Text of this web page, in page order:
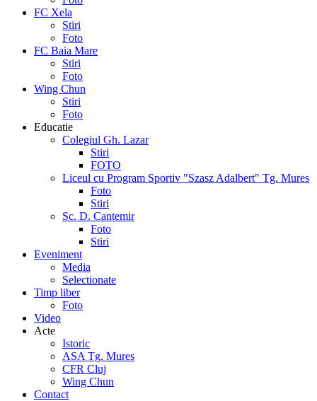
FC Xela
Stiri
Foto
FC Baia Mare
Stiri
Foto
Wing Chun
Stiri
Foto
Educatie
Colegiul Gh. Lazar
Stiri
FOTO
Liceul cu Program Sportiv "Szasz Adalbert" Tg. Mures
Foto
Stiri
Sc. D. Cantemir
Foto
Stiri
Eveniment
Media
Selectionate
Timp liber
Foto
Video
Acte
Istoric
ASA Tg. Mures
CFR Cluj
Wing Chun
Contact